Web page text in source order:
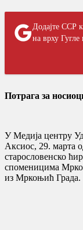
Додајте ССР
на врху Гугле
Потрага за
У Медија центру
Аксиос, 29. марта
старословенско
споменицима
из Мркоњић Града.